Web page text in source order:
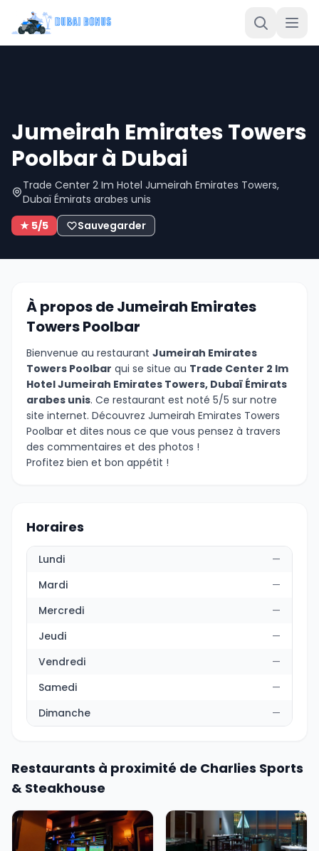
Jumeirah Emirates Towers
Poolbar à Dubai
Trade Center 2 Im Hotel Jumeirah Emirates Towers,
Dubaï Émirats arabes unis
★ 5/5
Sauvegarder
À propos de Jumeirah Emirates
Towers Poolbar
Bienvenue au restaurant Jumeirah Emirates
Towers Poolbar qui se situe au Trade Center 2 Im
Hotel Jumeirah Emirates Towers, Dubaï Émirats
arabes unis. Ce restaurant est noté 5/5 sur notre
site internet. Découvrez Jumeirah Emirates Towers
Poolbar et dites nous ce que vous pensez à travers
des commentaires et des photos !
Profitez bien et bon appétit !
Horaires
Lundi
—
Mardi
—
Mercredi
—
Jeudi
—
Vendredi
—
Samedi
—
Dimanche
—
Restaurants à proximité de Charlies Sports
& Steakhouse